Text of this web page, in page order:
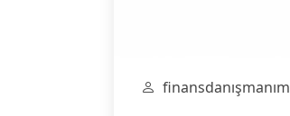
finansdanışmanım